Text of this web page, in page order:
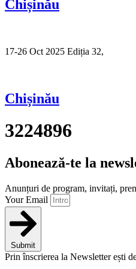
Chișinău
17-26 Oct 2025 Ediția 32,
Chișinău
3224896
Abonează-te la
Anunțuri de program, invitați,
Your Email
Submit
Prin înscrierea la Newsletter ești